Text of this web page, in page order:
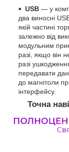
USB — у
два виносні
якій частині
залежно від
модульним
разі, якщо він
разі
передавати
до магнітоли
інтерфейсу.
Точна